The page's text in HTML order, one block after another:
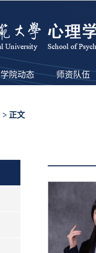
学院动态 师资队伍
> 正文